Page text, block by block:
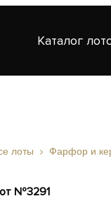
Каталог
лоты Фарфор и
№3291